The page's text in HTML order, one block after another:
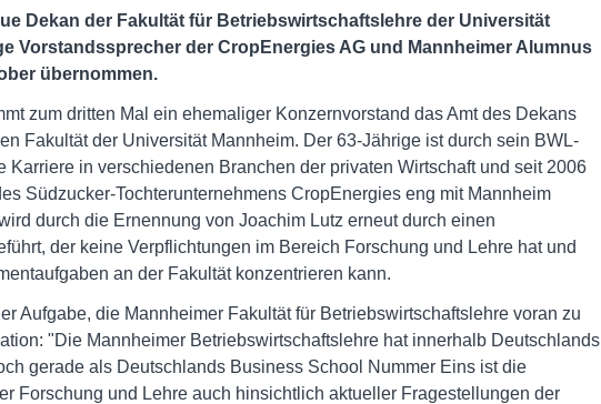
Dekan der Fakultät für Betriebswirtschaftslehre der Universität
Vorstandssprecher der CropEnergies AG und Mannheimer Alumnus
übernommen.
zum dritten Mal ein ehemaliger Konzernvorstand das Amt des Dekans
Fakultät der Universität Mannheim. Der 63-Jährige ist durch sein BWL-
Karriere in verschiedenen Branchen der privaten Wirtschaft und seit 2006
Südzucker-Tochterunternehmens CropEnergies eng mit Mannheim
durch die Ernennung von Joachim Lutz erneut durch einen
der keine Verpflichtungen im Bereich Forschung und Lehre hat und
an der Fakultät konzentrieren kann.
Aufgabe, die Mannheimer Fakultät für Betriebswirtschaftslehre voran zu
"Die Mannheimer Betriebswirtschaftslehre hat innerhalb Deutschlands
gerade als Deutschlands Business School Nummer Eins ist die
Forschung und Lehre auch hinsichtlich aktueller Fragestellungen der